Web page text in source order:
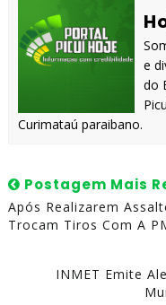
e
do
Curimataú paraibano.
Postagem Mais
Após Realizarem
Trocam Tiros Com A
INMET Emite